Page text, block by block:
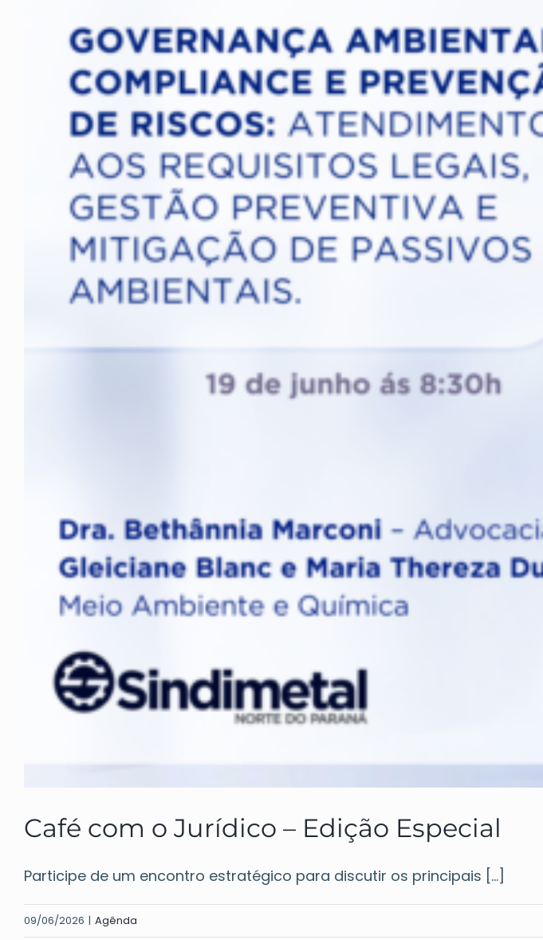
Café com o Jurídico – Edição Especial
Participe de um encontro estratégico para discutir os principais [...]
09/06/2026 | Agênda